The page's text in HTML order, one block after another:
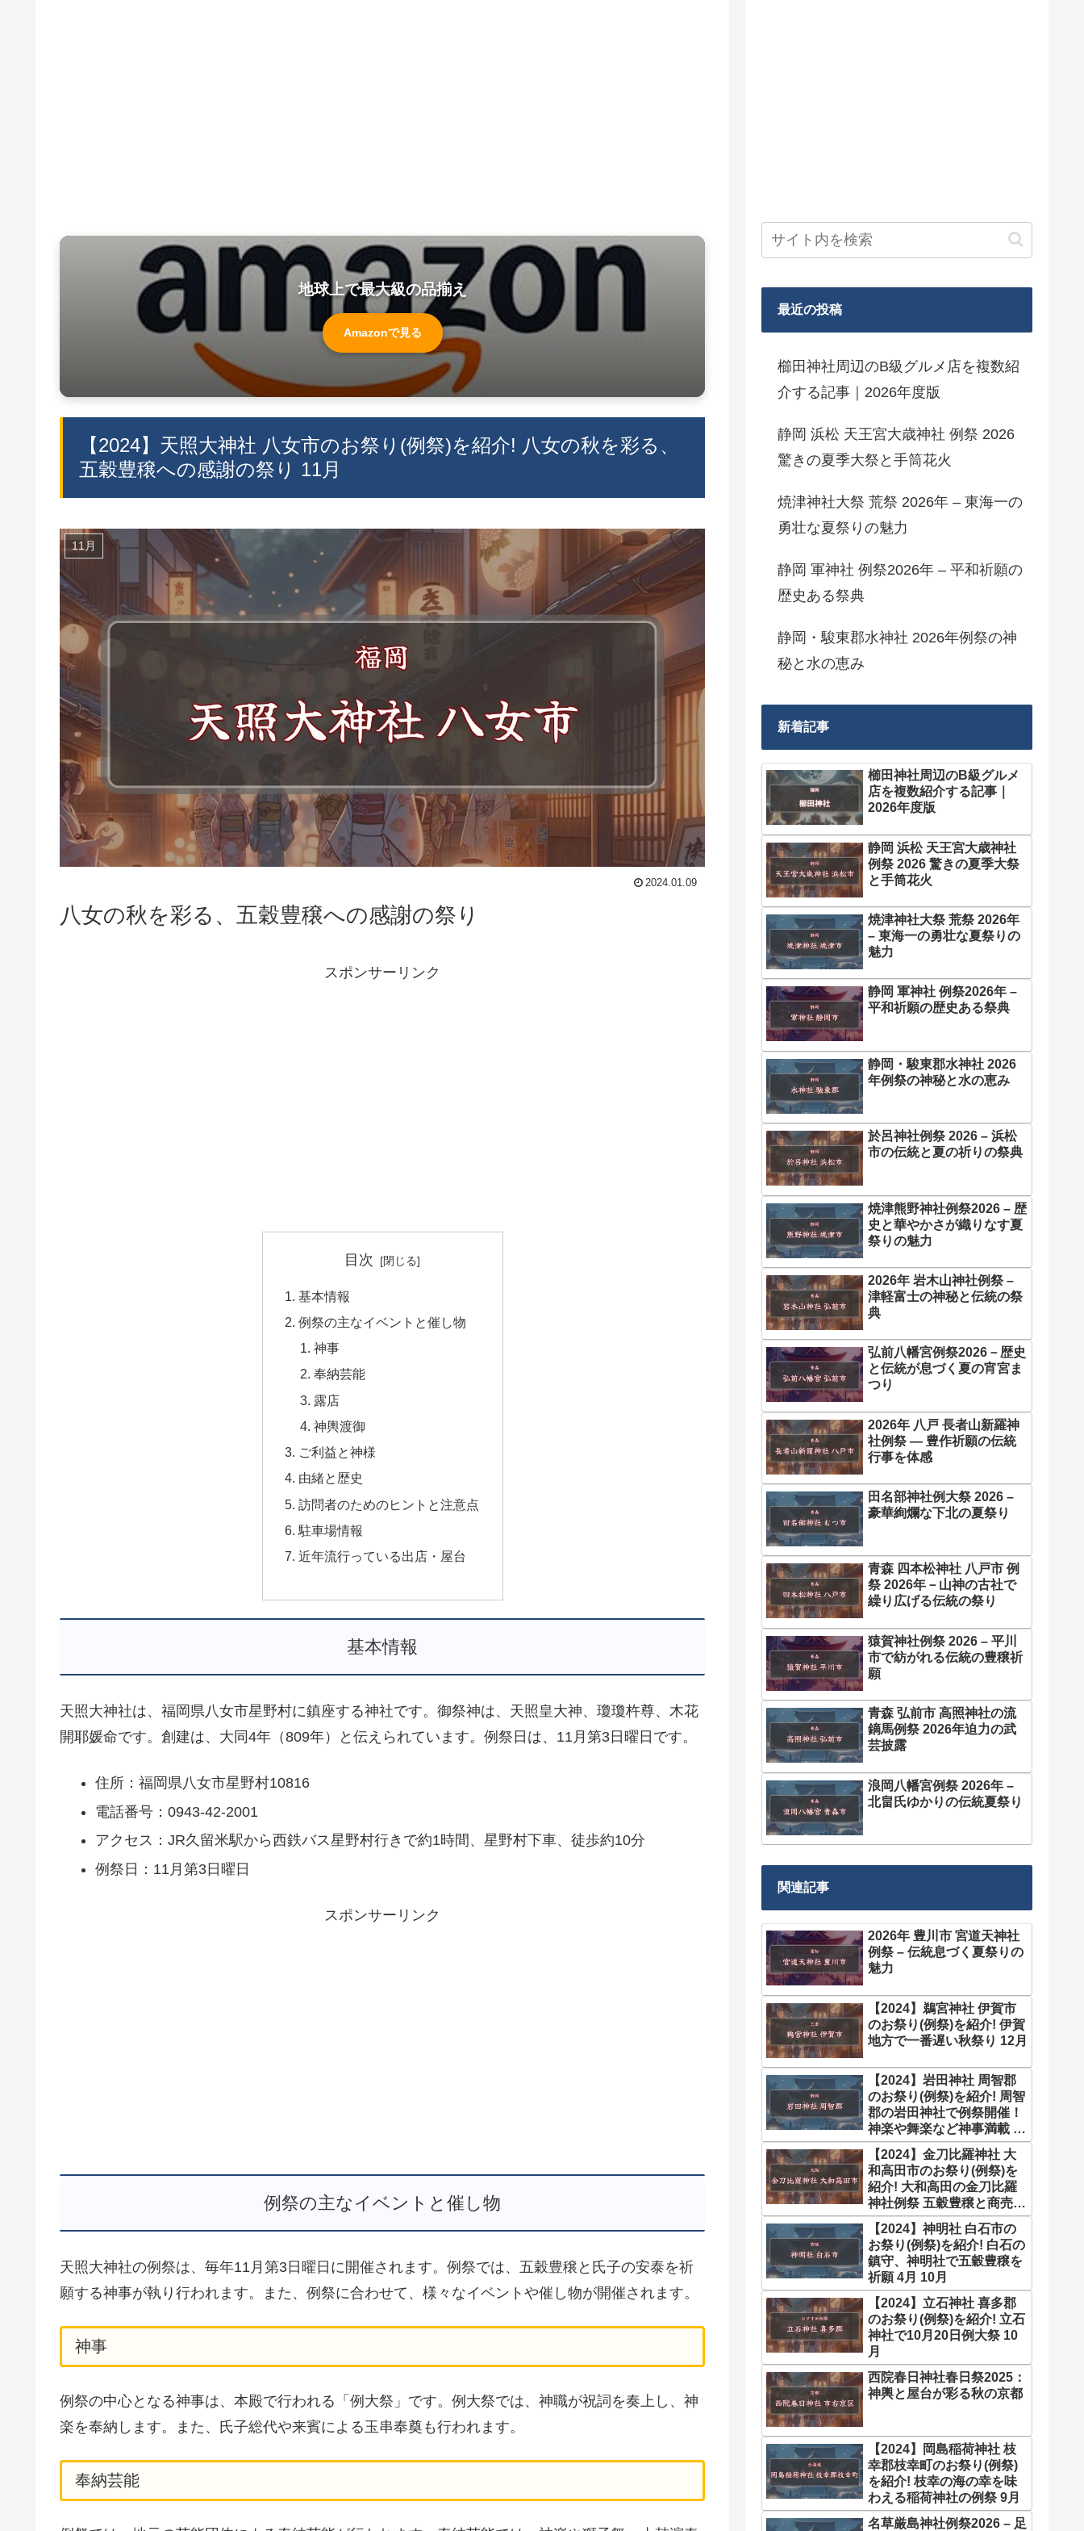
地球上で最大級の品揃え
Amazonで見る
【2024】天照大神社 八女市のお祭り(例祭)を紹介! 八女の秋を彩る、
五穀豊穣への感謝の祭り 11月
11月
2024.01.09
八女の秋を彩る、五穀豊穣への感謝の祭り
スポンサーリンク
目次
基本情報
例祭の主なイベントと催し物
神事
奉納芸能
露店
神輿渡御
ご利益と神様
由緒と歴史
訪問者のためのヒントと注意点
駐車場情報
近年流行っている出店・屋台
基本情報
天照大神社は、福岡県八女市星野村に鎮座する神社です。御祭神は、天照皇大神、瓊瓊杵尊、木花
開耶媛命です。創建は、大同4年（809年）と伝えられています。例祭日は、11月第3日曜日です。
住所：福岡県八女市星野村10816
電話番号：0943-42-2001
アクセス：JR久留米駅から西鉄バス星野村行きで約1時間、星野村下車、徒歩約10分
例祭日：11月第3日曜日
スポンサーリンク
例祭の主なイベントと催し物
天照大神社の例祭は、毎年11月第3日曜日に開催されます。例祭では、五穀豊穣と氏子の安泰を祈
願する神事が執り行われます。また、例祭に合わせて、様々なイベントや催し物が開催されます。
神事
例祭の中心となる神事は、本殿で行われる「例大祭」です。例大祭では、神職が祝詞を奏上し、神
楽を奉納します。また、氏子総代や来賓による玉串奉奠も行われます。
奉納芸能
最近の投稿
櫛田神社周辺のB級グルメ店を複数紹
介する記事｜2026年度版
静岡 浜松 天王宮大歳神社 例祭 2026
驚きの夏季大祭と手筒花火
焼津神社大祭 荒祭 2026年 – 東海一の
勇壮な夏祭りの魅力
静岡 軍神社 例祭2026年 – 平和祈願の
歴史ある祭典
静岡・駿東郡水神社 2026年例祭の神
秘と水の恵み
新着記事
櫛田神社周辺のB級グルメ
店を複数紹介する記事｜
2026年度版
静岡 浜松 天王宮大歳神社
例祭 2026 驚きの夏季大祭
と手筒花火
焼津神社大祭 荒祭 2026年
– 東海一の勇壮な夏祭りの
魅力
静岡 軍神社 例祭2026年 –
平和祈願の歴史ある祭典
静岡・駿東郡水神社 2026
年例祭の神秘と水の恵み
於呂神社例祭 2026 – 浜松
市の伝統と夏の祈りの祭典
焼津熊野神社例祭2026 – 歴
史と華やかさが織りなす夏
祭りの魅力
2026年 岩木山神社例祭 –
津軽富士の神秘と伝統の祭
典
弘前八幡宮例祭2026－歴史
と伝統が息づく夏の宵宮ま
つり
2026年 八戸 長者山新羅神
社例祭 ― 豊作祈願の伝統
行事を体感
田名部神社例大祭 2026 –
豪華絢爛な下北の夏祭り
青森 四本松神社 八戸市 例
祭 2026年－山神の古社で
繰り広げる伝統の祭り
猿賀神社例祭 2026 – 平川
市で紡がれる伝統の豊穣祈
願
青森 弘前市 高照神社の流
鏑馬例祭 2026年迫力の武
芸披露
浪岡八幡宮例祭 2026年 –
北畠氏ゆかりの伝統夏祭り
関連記事
2026年 豊川市 宮道天神社
例祭 – 伝統息づく夏祭りの
魅力
【2024】鵜宮神社 伊賀市
のお祭り(例祭)を紹介! 伊賀
地方で一番遅い秋祭り 12月
【2024】岩田神社 周智郡
のお祭り(例祭)を紹介! 周智
郡の岩田神社で例祭開催！
神楽や舞楽など神事満載 10
月
【2024】金刀比羅神社 大
和高田市のお祭り(例祭)を
紹介! 大和高田の金刀比羅
神社例祭 五穀豊穣と商売繁
盛を祈願 10月
【2024】神明社 白石市の
お祭り(例祭)を紹介! 白石の
鎮守、神明社で五穀豊穣を
祈願 4月 10月
【2024】立石神社 喜多郡
のお祭り(例祭)を紹介! 立石
神社で10月20日例大祭 10
月
西院春日神社春日祭2025：
神輿と屋台が彩る秋の京都
【2024】岡島稲荷神社 枝
幸郡枝幸町のお祭り(例祭)
を紹介! 枝幸の海の幸を味
わえる稲荷神社の例祭 9月
名草厳島神社例祭2026 – 足